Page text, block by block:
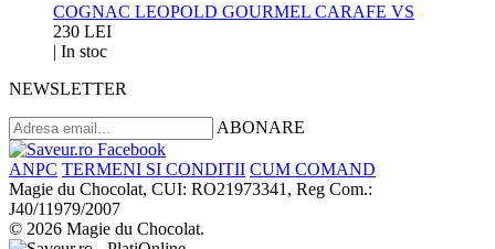
COGNAC LEOPOLD GOURMEL CARAFE VS
230 LEI
| In stoc
NEWSLETTER
ABONARE
ANPC TERMENI SI CONDITII CUM COMAND
Magie du Chocolat, CUI: RO21973341, Reg Com.:
J40/11979/2007
© 2026 Magie du Chocolat.